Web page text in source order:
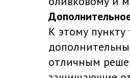
К этому
отличным